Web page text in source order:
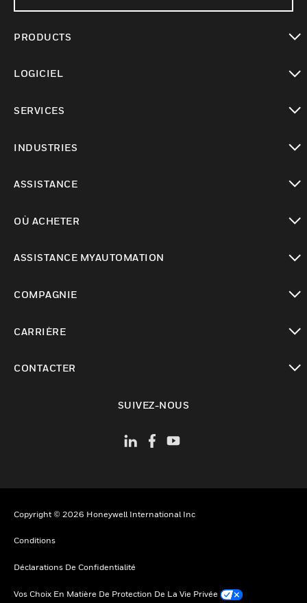
PRODUCTS
LOGICIEL
SERVICES
INDUSTRIES
ASSISTANCE
OÙ ACHETER
ASSISTANCE MYAUTOMATION
COMPAGNIE
CARRIÈRE
CONTACTER
SUIVEZ-NOUS
Copyright © 2026 Honeywell International Inc
Conditions
Déclarations De Confidentialité
Vos Choix En Matière De Protection De La Vie Privée